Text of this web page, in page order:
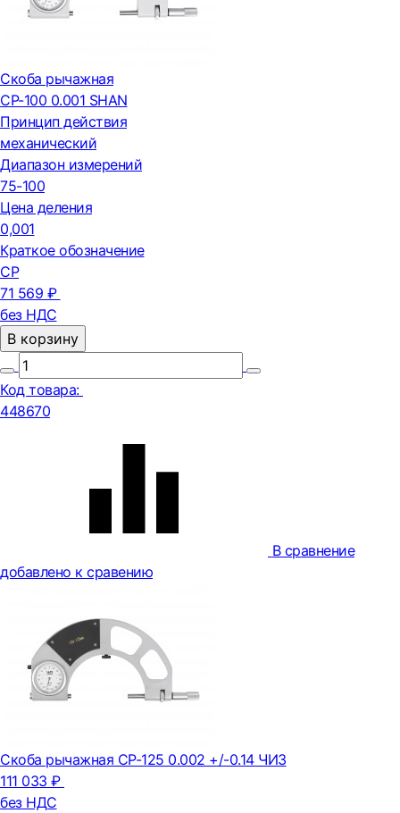
Скоба рычажная
СР-100 0.001 SHAN
Принцип действия
механический
Диапазон измерений
75-100
Цена деления
0,001
Краткое обозначение
СР
71 569 ₽
без НДС
В корзину
Код товара:
448670
В сравнение
добавлено к сравению
Скоба рычажная СР-125 0.002 +/-0.14 ЧИЗ
111 033 ₽
без НДС